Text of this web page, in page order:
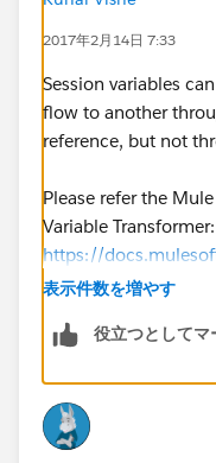
2017年2月14日 7:33
Session variables
flow to another
reference, but not
Please refer the
Variable Transformer:
https://
guide/v/3.8/session-
表示件数を増やす
役立つとしてマ